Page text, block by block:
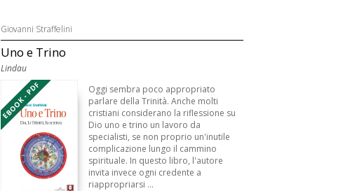
Giovanni Straffelini
Uno e Trino
Lindau
EBOOK - PDF
Oggi sembra poco appropriato
parlare della Trinità. Anche molti
cristiani considerano la riflessione su
Dio uno e trino un lavoro da
specialisti, se non proprio un'inutile
complicazione lungo il cammino
spirituale. In questo libro, l'autore
invita invece ogni credente a
riappropriarsi ...